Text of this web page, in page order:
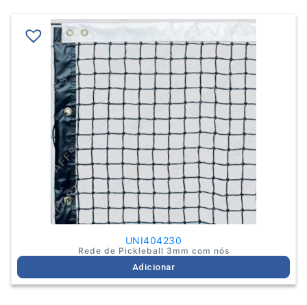
UNI404230
Rede de Pickleball 3mm com nós
Adicionar